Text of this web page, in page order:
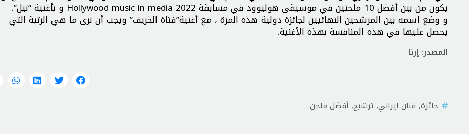
يكون من بين أفضل 10 ملحنين في موسيقى هوليوود في مسابقة Hollywood music in media 2022 و بأغنية “نیل”.
و وضع اسمه بين المرشحين النهائيين لجائزة دولية هذه المرة ، مع أغنية”فتاة الخريف” ويجب أن نرى ما هي الرتبة التي
یحصل عليها في هذه المنافسة بهذه الأغنية.
المصدر: إرنا
جائزة, فنان ايراني, ترشيح, أفضل ملحن